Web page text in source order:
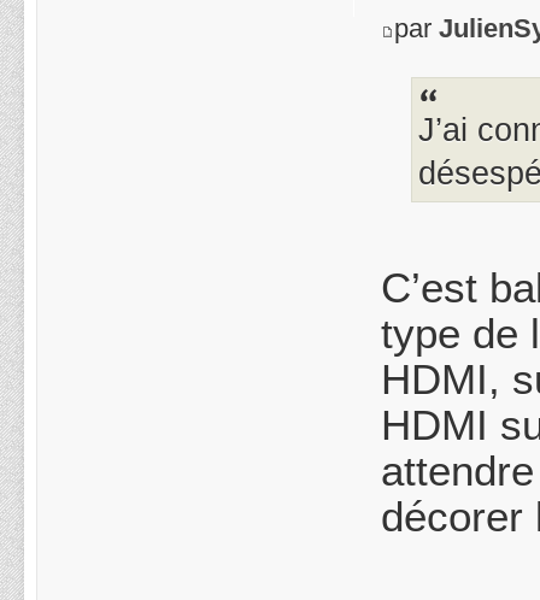
par
J’ai
C’est
type de
HDMI,
HDMI
décorer